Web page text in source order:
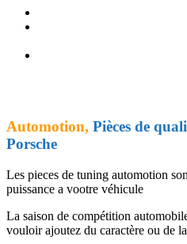
Automotion, Pièces de
Porsche
Les pieces de tuning automotion
puissance a vootre véhicule
La saison de compétition
vouloir ajoutez du caractère ou de